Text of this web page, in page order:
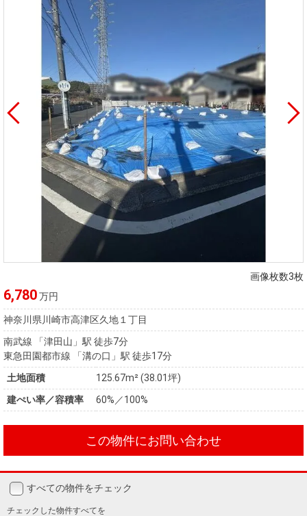
資
用
物
件
を
探
す
購入向け
サービス
住宅ロー
ンシミュ
レーショ
ン
住まい1プ
ラス（お
役立ちコ
住まいと
税金の本
（電子ブ
ック）
取り
金額
試算
売却向け
サービス
周辺相場
検索
住まい1プ
ラス（お
役立ちコ
ラム）
住まいと
暮らしの
税金の本
（電子ブ
売却ガイ
ド
会社案内
（電子ブ
ック版）
画像枚数3枚
6,780万円
神奈川県川崎市高津区久地１丁目
南武線 「津田山」駅 徒歩7分
東急田園都市線 「溝の口」駅 徒歩17分
土地面積
125.67m² (38.01坪)
建ぺい率／容積率
60%／100%
この物件にお問い合わせ
すべての物件をチェック
チェックした物件すべてを